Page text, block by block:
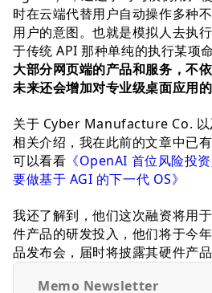
时在云端代替用户自动操作多种
用户的意图。也就是模拟人去执
于传统 API 那种单纯的执行某项命
大部分网页端的产品和服务，不
未来还会增加对专业级桌面应用的
关于 Cyber Manufacture Co. 以
相关介绍，我在此前的文章中已
可以看看 《OpenAI 首位风险投
要做基于 AGI 的下一代 OS》
我还了解到，他们这次融资将用
件产品的研发投入，他们将于今
品发布会，届时将披露其硬件产品
Memo Newsletter